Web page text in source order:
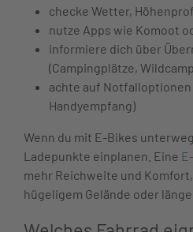
checke Wetter,
nutze Apps wie Komoot
informiere dich über
(Campingplätze,
achte auf
Handyempfang)
Wenn du mit E-Bikes
Ladepunkte einplanen. Eine
mehr Reichweite und
hügeligem Gelände oder